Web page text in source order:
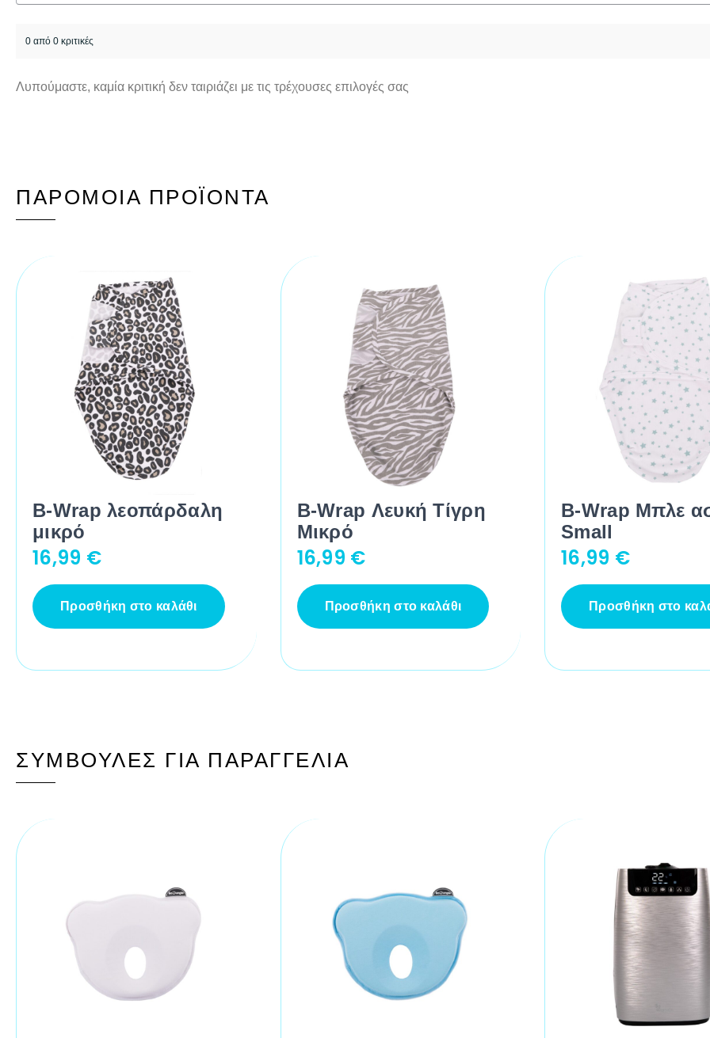
0 από 0 κριτικές
Λυπούμαστε, καμία κριτική δεν ταιριάζει με τις τρέχουσες επιλογές σας
ΠΑΡΌΜΟΙΑ ΠΡΟΪΌΝΤΑ
B-Wrap λεοπάρδαλη
μικρό
16,99 €
Προσθήκη στο καλάθι
B-Wrap Λευκή Τίγρη
Μικρό
16,99 €
Προσθήκη στο καλάθι
B-Wrap Μπλε
Small
16,99 €
Προσθήκη στο
ΣΥΜΒΟΥΛΈΣ ΓΙΑ ΠΑΡΑΓΓΕΛΊΑ